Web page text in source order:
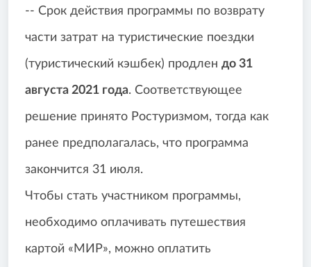
-- Срок действия программы по возврату
части затрат на туристические поездки
(туристический кэшбек) продлен до 31
августа 2021 года. Соответствующее
решение принято Ростуризмом, тогда как
ранее предполагалась, что программа
закончится 31 июля.
Чтобы стать участником программы,
необходимо оплачивать путешествия
картой «МИР», можно оплатить